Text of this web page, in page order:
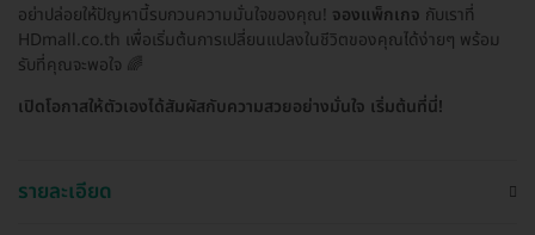
อย่าปล่อยให้ปัญหานี้รบกวนความมั่นใจของคุณ! จองแพ็กเกจ กับเราที่
HDmall.co.th เพื่อเริ่มต้นการเปลี่ยนแปลงในชีวิตของคุณได้ง่ายๆ พร้อม
รับที่คุณจะพอใจ 🌈
เปิดโอกาสให้ตัวเองได้สัมผัสกับความสวยอย่างมั่นใจ เริ่มต้นที่นี่!
รายละเอียด